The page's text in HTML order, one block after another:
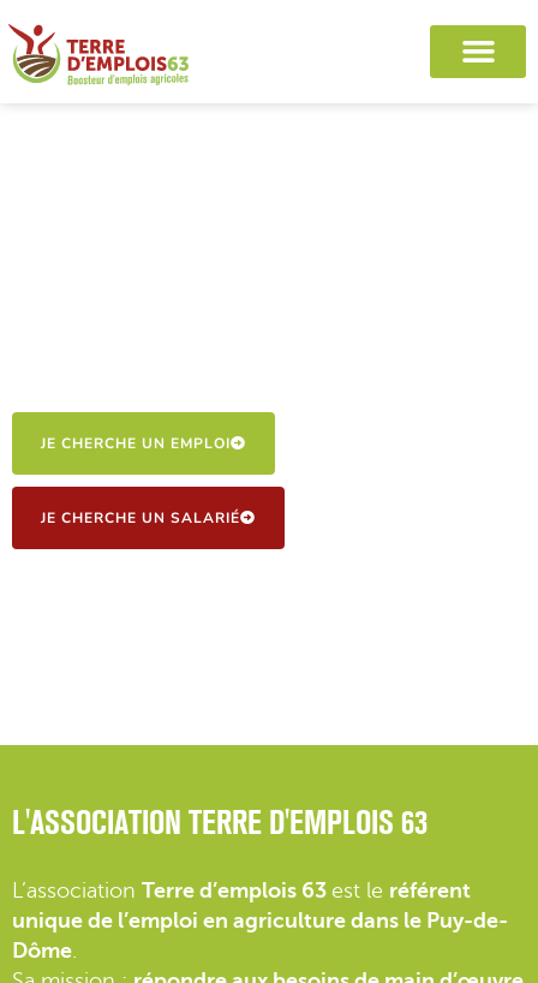
JE CHERCHE UN EMPLOI
JE CHERCHE UN SALARIÉ
L'ASSOCIATION TERRE D'EMPLOIS 63
L’association Terre d’emplois 63 est le référent
unique de l’emploi en agriculture dans le Puy-de-
Dôme